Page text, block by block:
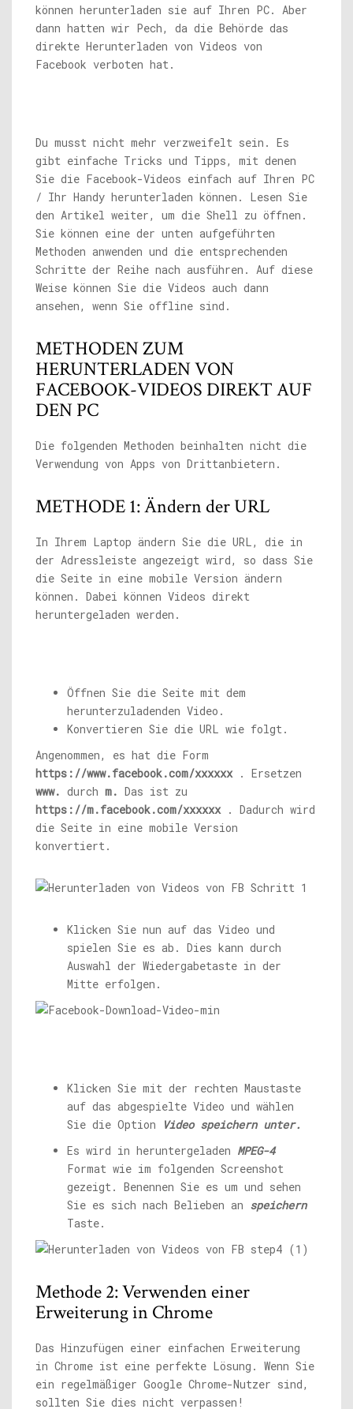
können herunterladen sie auf Ihren PC. Aber
dann hatten wir Pech, da die Behörde das
direkte Herunterladen von Videos von
Facebook verboten hat.
Du musst nicht mehr verzweifelt sein. Es
gibt einfache Tricks und Tipps, mit denen
Sie die Facebook-Videos einfach auf Ihren PC
/ Ihr Handy herunterladen können. Lesen Sie
den Artikel weiter, um die Shell zu öffnen.
Sie können eine der unten aufgeführten
Methoden anwenden und die entsprechenden
Schritte der Reihe nach ausführen. Auf diese
Weise können Sie die Videos auch dann
ansehen, wenn Sie offline sind.
METHODEN ZUM
HERUNTERLADEN VON
FACEBOOK-VIDEOS DIREKT AUF
DEN PC
Die folgenden Methoden beinhalten nicht die
Verwendung von Apps von Drittanbietern.
METHODE 1: Ändern der URL
In Ihrem Laptop ändern Sie die URL, die in
der Adressleiste angezeigt wird, so dass Sie
die Seite in eine mobile Version ändern
können. Dabei können Videos direkt
heruntergeladen werden.
Öffnen Sie die Seite mit dem
herunterzuladenden Video.
Konvertieren Sie die URL wie folgt.
Angenommen, es hat die Form
https://www.facebook.com/xxxxxx. Ersetzen
www. durch m. Das ist zu
https://m.facebook.com/xxxxxx. Dadurch wird
die Seite in eine mobile Version
konvertiert.
Klicken Sie nun auf das Video und
spielen Sie es ab. Dies kann durch
Auswahl der Wiedergabetaste in der
Mitte erfolgen.
Klicken Sie mit der rechten Maustaste
auf das abgespielte Video und wählen
Sie die Option
Video speichern unter.
Es wird in heruntergeladen MPEG-4
Format wie im folgenden Screenshot
gezeigt. Benennen Sie es um und sehen
Sie es sich nach Belieben an speichern
Taste.
Methode 2: Verwenden einer
Erweiterung in Chrome
Das Hinzufügen einer einfachen Erweiterung
in Chrome ist eine perfekte Lösung. Wenn Sie
ein regelmäßiger Google Chrome-Nutzer sind,
sollten Sie dies nicht verpassen!